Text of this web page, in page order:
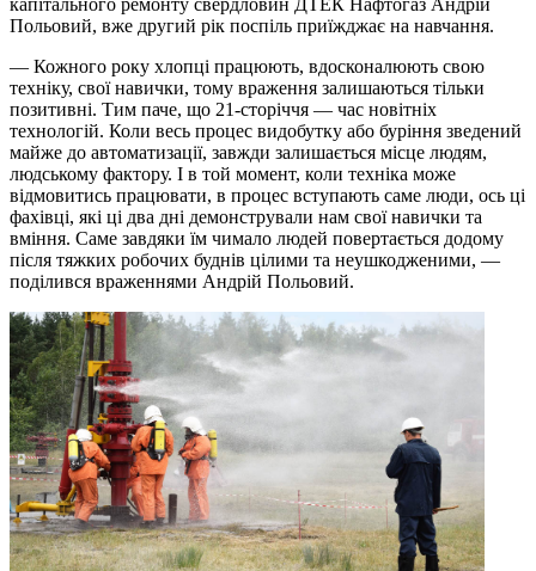
Польовий, вже другий рік поспіль приїжджає на навчання.
— Кожного року хлопці працюють, вдосконалюють свою
техніку, свої навички, тому враження залишаються тільки
позитивні. Тим паче, що 21-сторіччя — час новітніх
технологій. Коли весь процес видобутку або буріння зведений
майже до автоматизації, завжди залишається місце людям,
людському фактору. І в той момент, коли техніка може
відмовитись працювати, в процес вступають саме люди, ось ці
фахівці, які ці два дні демонстрували нам свої навички та
вміння. Саме завдяки їм чимало людей повертається додому
після тяжких робочих буднів цілими та неушкодженими, —
поділився враженнями Андрій Польовий.